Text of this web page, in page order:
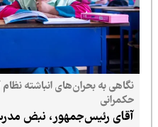
نگاهی به بحران‌های انباشته نظام
حکمرانی
آقای رئیس‌جمهور، نبض مدرسه